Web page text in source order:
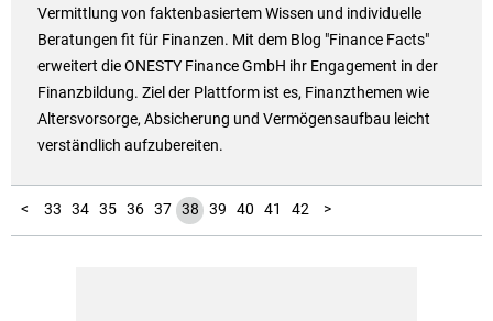
Vermittlung von faktenbasiertem Wissen und individuelle
Beratungen fit für Finanzen. Mit dem Blog "Finance Facts"
erweitert die ONESTY Finance GmbH ihr Engagement in der
Finanzbildung. Ziel der Plattform ist es, Finanzthemen wie
Altersvorsorge, Absicherung und Vermögensaufbau leicht
verständlich aufzubereiten.
<
1
2
3
4
5
6
7
8
9
10
11
12
13
14
15
16
17
18
19
20
21
22
23
24
25
26
27
28
29
30
31
32 33 34 35 36 37 38 39 40 41 42
43
44
45
46
47
48
49
50
51
52
53
54
55
56
57
58
59
60
61
62
63
64
65
66
67
68
69
70
71
72
73
74
75
76
77
78
79
80
81
82
83
84
85
86
87
88
89
90
91
92
93
94
95
96
97
98
99
100
101
102
103
104
105
106
107
108
109
110
111
112
113
114
115
116
117
118
119
120 >